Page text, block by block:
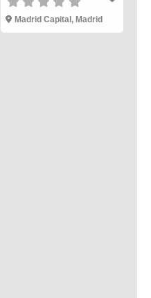
Madrid Capital, Madrid